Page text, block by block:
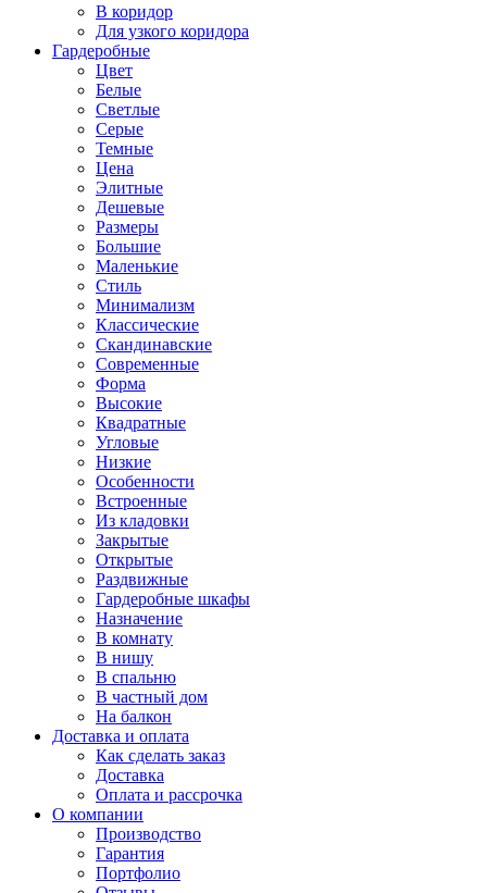
В коридор
Для узкого коридора
Гардеробные
Цвет
Белые
Светлые
Серые
Темные
Цена
Элитные
Дешевые
Размеры
Большие
Маленькие
Стиль
Минимализм
Классические
Скандинавские
Современные
Форма
Высокие
Квадратные
Угловые
Низкие
Особенности
Встроенные
Из кладовки
Закрытые
Открытые
Раздвижные
Гардеробные шкафы
Назначение
В комнату
В нишу
В спальню
В частный дом
На балкон
Доставка и оплата
Как сделать заказ
Доставка
Оплата и рассрочка
О компании
Производство
Гарантия
Портфолио